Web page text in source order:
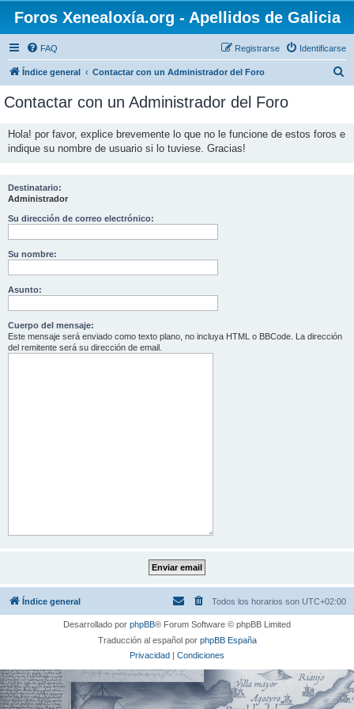
Foros Xenealoxía.org - Apellidos de Galicia
FAQ Identificarse
Registrarse
Índice general Contactar con un Administrador del Foro
Contactar con un Administrador del Foro
Hola! por favor, explice brevemente lo que no le funcione de estos foros e
indique su nombre de usuario si lo tuviese. Gracias!
Destinatario:
Administrador
Su dirección de correo electrónico:
Su nombre:
Asunto:
Cuerpo del mensaje:
Este mensaje será enviado como texto plano, no incluya HTML o BBCode. La dirección
del remitente será su dirección de email.
Índice general Todos los horarios son UTC+02:00
Desarrollado por phpBB® Forum Software © phpBB Limited
Traducción al español por phpBB España
Privacidad | Condiciones